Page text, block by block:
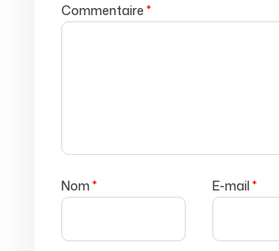
Commentaire *
Nom* E-mail*